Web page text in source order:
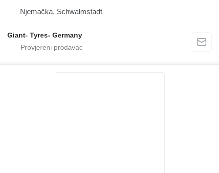
Njemačka, Schwalmstadt
Giant- Tyres- Germany